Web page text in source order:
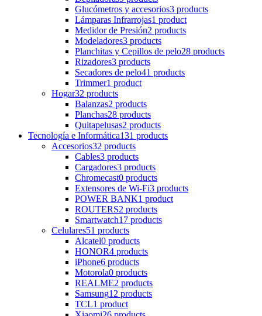
Glucómetros y accesorios3 products
Lámparas Infrarrojas1 product
Medidor de Presión2 products
Modeladores3 products
Planchitas y Cepillos de pelo28 products
Rizadores3 products
Secadores de pelo41 products
Trimmer1 product
Hogar32 products
Balanzas2 products
Planchas28 products
Quitapelusas2 products
Tecnología e Informática131 products
Accesorios32 products
Cables3 products
Cargadores3 products
Chromecast0 products
Extensores de Wi-Fi3 products
POWER BANK1 product
ROUTERS2 products
Smartwatch17 products
Celulares51 products
Alcatel0 products
HONOR4 products
iPhone6 products
Motorola0 products
REALME2 products
Samsung12 products
TCL1 product